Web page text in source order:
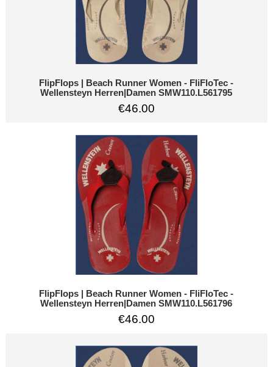
FlipFlops | Beach Runner Women - FliFloTec -
Wellensteyn Herren|Damen SMW110.L561795
€46.00
FlipFlops | Beach Runner Women - FliFloTec -
Wellensteyn Herren|Damen SMW110.L561796
€46.00